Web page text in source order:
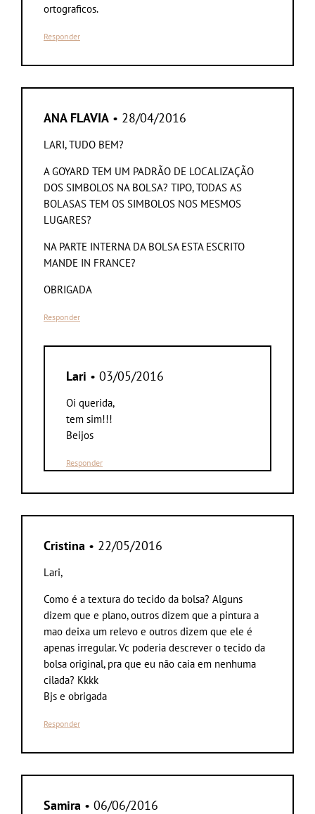
ortograficos.
Responder
ANA FLAVIA • 28/04/2016
LARI, TUDO BEM?
A GOYARD TEM UM PADRÃO DE LOCALIZAÇÃO
DOS SIMBOLOS NA BOLSA? TIPO, TODAS AS
BOLASAS TEM OS SIMBOLOS NOS MESMOS
LUGARES?
NA PARTE INTERNA DA BOLSA ESTA ESCRITO
MANDE IN FRANCE?
OBRIGADA
Responder
Lari • 03/05/2016
Oi querida,
tem sim!!!
Beijos
Responder
Cristina • 22/05/2016
Lari,
Como é a textura do tecido da bolsa? Alguns
dizem que e plano, outros dizem que a pintura a
mao deixa um relevo e outros dizem que ele é
apenas irregular. Vc poderia descrever o tecido da
bolsa original, pra que eu não caia em nenhuma
cilada? Kkkk
Bjs e obrigada
Responder
Samira • 06/06/2016